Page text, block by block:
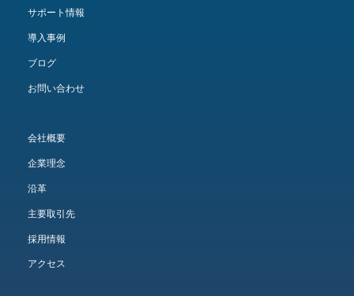
サポート情報
導入事例
ブログ
お問い合わせ
会社概要
企業理念
沿革
主要取引先
採用情報
アクセス